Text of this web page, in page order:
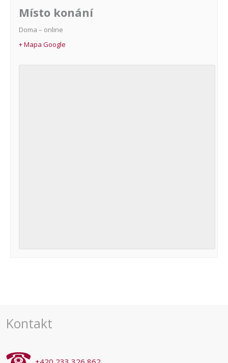
Místo konání
Doma – online
+ Mapa Google
Kontakt